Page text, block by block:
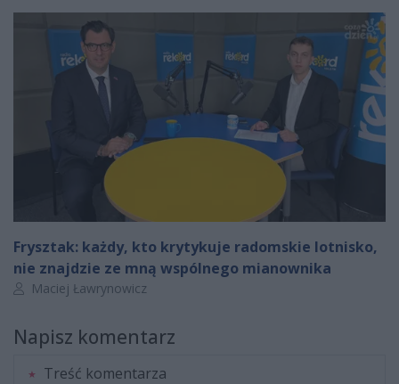
Frysztak: każdy, kto krytykuje radomskie lotnisko,
nie znajdzie ze mną wspólnego mianownika
Autor artykułu:
Maciej Ławrynowicz
Napisz komentarz
Treść komentarza